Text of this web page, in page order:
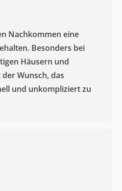
Nachkommen eine
Besonders bei
Häusern und
Wunsch, das
und unkompliziert zu